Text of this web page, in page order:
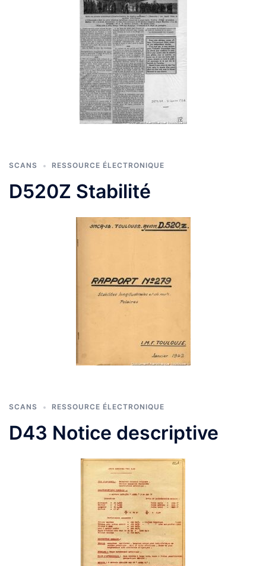
SCANS RESSOURCE ÉLECTRONIQUE
D520Z Stabilité
SCANS RESSOURCE ÉLECTRONIQUE
D43 Notice descriptive